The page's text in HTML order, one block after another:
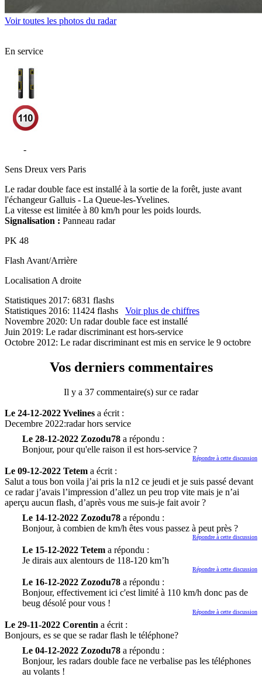
Voir toutes les photos du radar
En service
-
Sens Dreux vers Paris
Le radar double face est installé à la sortie de la forêt, juste avant
l'échangeur Galluis - La Queue-les-Yvelines.
La vitesse est limitée à 80 km/h pour les poids lourds.
Signalisation : Panneau radar
PK 48
Flash Avant/Arrière
Localisation A droite
Statistiques 2017: 6831 flashs
Statistiques 2016: 11424 flashs Voir plus de chiffres
Novembre 2020: Un radar double face est installé
Juin 2019: Le radar discriminant est hors-service
Octobre 2012: Le radar discriminant est mis en service le 9 octobre
Vos derniers commentaires
Il y a 37 commentaire(s) sur ce radar
Le 24-12-2022 Yvelines a écrit :
Decembre 2022:radar hors service
Le 28-12-2022 Zozodu78 a répondu :
Bonjour, pour qu'elle raison il est hors-service ?
Répondre à cette discussion
Le 09-12-2022 Tetem a écrit :
Salut a tous bon voila j’ai pris la n12 ce jeudi et je suis passé devant
ce radar j’avais l’impression d’allez un peu trop vite mais je n’ai
aperçu aucun flash, d’après vous me suis-je fait avoir ?
Le 14-12-2022 Zozodu78 a répondu :
Bonjour, à combien de km/h êtes vous passez à peut près ?
Répondre à cette discussion
Le 15-12-2022 Tetem a répondu :
Je dirais aux alentours de 118-120 km’h
Répondre à cette discussion
Le 16-12-2022 Zozodu78 a répondu :
Bonjour, effectivement ici c'est limité à 110 km/h donc pas de
beug désolé pour vous !
Répondre à cette discussion
Le 29-11-2022 Corentin a écrit :
Bonjours, es se que se radar flash le téléphone?
Le 04-12-2022 Zozodu78 a répondu :
Bonjour, les radars double face ne verbalise pas les téléphones
au volants !